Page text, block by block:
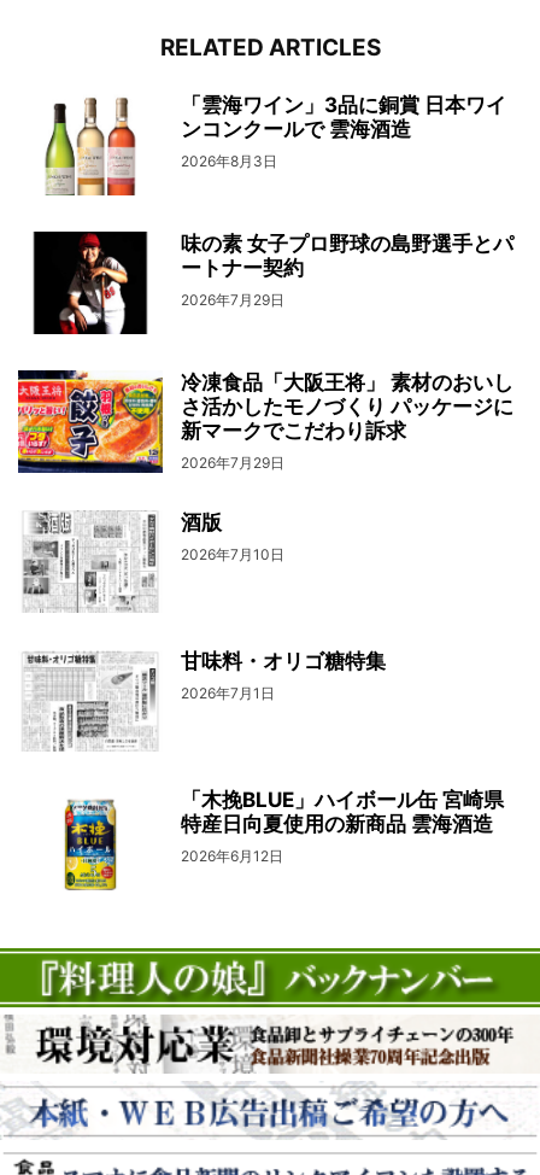
RELATED ARTICLES
「雲海ワイン」3品に銅賞 日本ワイ
ンコンクールで 雲海酒造
2026年8月3日
味の素 女子プロ野球の島野選手とパ
ートナー契約
2026年7月29日
冷凍食品「大阪王将」 素材のおいし
さ活かしたモノづくり パッケージに
新マークでこだわり訴求
2026年7月29日
酒版
2026年7月10日
甘味料・オリゴ糖特集
2026年7月1日
「木挽BLUE」ハイボール缶 宮崎県
特産日向夏使用の新商品 雲海酒造
2026年6月12日